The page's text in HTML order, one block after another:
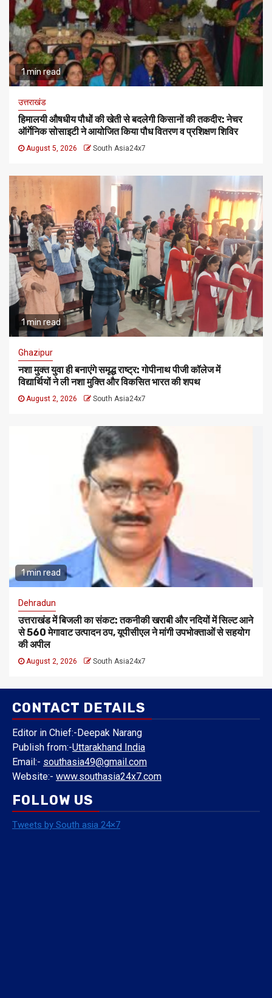
1 min read
उत्तराखंड
हिमालयी औषधीय पौधों की खेती से बदलेगी किसानों की तकदीर: नेचर
ऑर्गेनिक सोसाइटी ने आयोजित किया पौध वितरण व प्रशिक्षण शिविर
August 5, 2026 South Asia24x7
1 min read
Ghazipur
नशा मुक्त युवा ही बनाएंगे समृद्ध राष्ट्र: गोपीनाथ पीजी कॉलेज में
विद्यार्थियों ने ली नशा मुक्ति और विकसित भारत की शपथ
August 2, 2026 South Asia24x7
1 min read
Dehradun
उत्तराखंड में बिजली का संकट: तकनीकी खराबी और नदियों में सिल्ट आने
से 560 मेगावाट उत्पादन ठप, यूपीसीएल ने मांगी उपभोक्ताओं से सहयोग
की अपील
August 2, 2026 South Asia24x7
CONTACT DETAILS
Editor in Chief:-Deepak Narang
Publish from:-Uttarakhand India
Email:- southasia49@gmail.com
Website:- www.southasia24x7.com
FOLLOW US
Tweets by South asia 24×7